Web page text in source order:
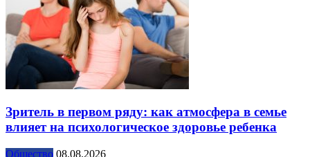
Зритель в первом ряду: как атмосфера в семье
влияет на психологическое здоровье ребенка
Общество 08.08.2026